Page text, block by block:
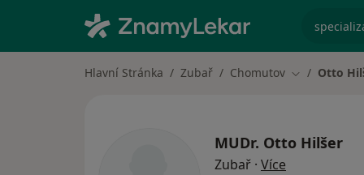
Hlavní Stránka Zubař Chomutov Změna města
Otto
MUDr. Otto Hilšer
Zubař · Více